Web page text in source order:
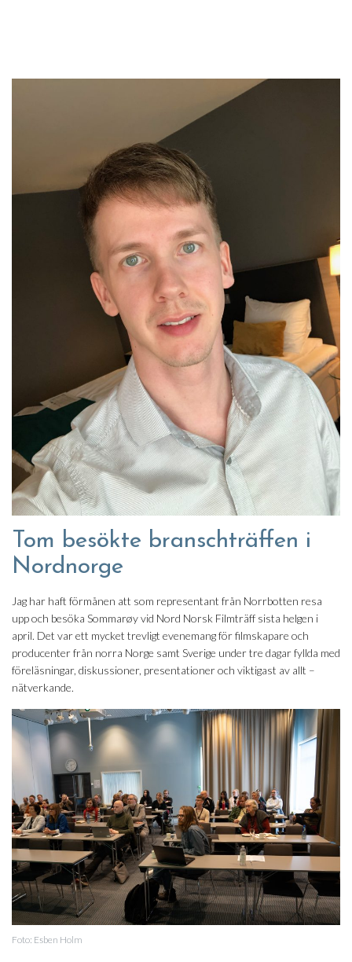
Tom besökte branschträffen i
Nordnorge
Jag har haft förmånen att som representant från Norrbotten resa
upp och besöka Sommarøy vid Nord Norsk Filmträff sista helgen i
april. Det var ett mycket trevligt evenemang för filmskapare och
producenter från norra Norge samt Sverige under tre dagar fyllda med
föreläsningar, diskussioner, presentationer och viktigast av allt –
nätverkande.
Foto: Esben Holm